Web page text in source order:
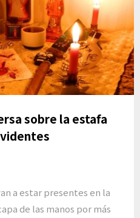
sobre la estafa
a estar presentes en la
de las manos por más